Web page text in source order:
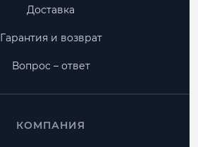
Доставка
Гарантия и возврат
Вопрос – ответ
КОМПАНИЯ